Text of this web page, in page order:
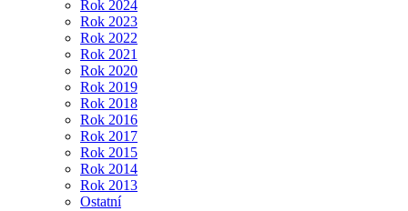
Rok 2024
Rok 2023
Rok 2022
Rok 2021
Rok 2020
Rok 2019
Rok 2018
Rok 2016
Rok 2017
Rok 2015
Rok 2014
Rok 2013
Ostatní